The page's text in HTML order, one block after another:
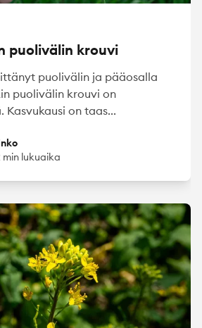
puolivälin krouvi
puolivälin ja pääosalla
puolivälin krouvi on
Kasvukausi on taas...
min lukuaika